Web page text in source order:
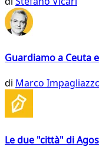
Guardiamo a Ceuta
di Marco
Le due "città" di